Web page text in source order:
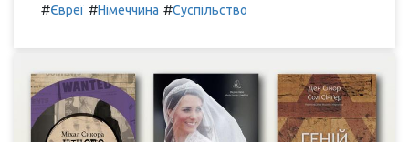
#Євреї #Німеччина #Суспільство